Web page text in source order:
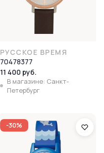
РУССКОЕ ВРЕМЯ
70478377
11 400 руб.
В магазине: Санкт-
Петербург
-30%